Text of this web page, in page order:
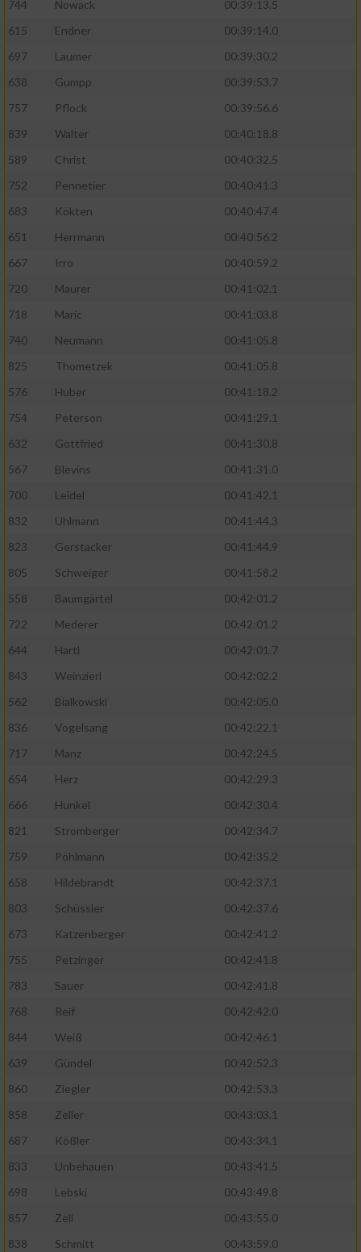
744 Nowack
00:39:13.5
615
Endner
00:39:14.0
697
Laumer
00:39:30.2
638
Gumpp
00:39:53.7
757
Pflock
00:39:56.6
839
Walter
00:40:18.8
589
Christ
00:40:32.5
752
Pennetier
00:40:41.3
683
Kökten
00:40:47.4
651
Herrmann
00:40:56.2
667
Irro
00:40:59.2
720
Maurer
00:41:02.1
718
Maric
00:41:03.8
740
Neumann
00:41:05.8
825
Thometzek
00:41:05.8
576
Huber
00:41:18.2
754
Peterson
00:41:29.1
632
Gottfried
00:41:30.8
567
Blevins
00:41:31.0
700
Leidel
00:41:42.1
832
Uhlmann
00:41:44.3
823
Gerstacker
00:41:44.9
805
Schweiger
00:41:58.2
558
Baumgärtel
00:42:01.2
722
Mederer
00:42:01.2
644
Hartl
00:42:01.7
843
Weinzierl
00:42:02.2
562
Bialkowski
00:42:05.0
836
Vogelsang
00:42:22.1
717
Manz
00:42:24.5
654
Herz
00:42:29.3
666
Hunkel
00:42:30.4
821
Stromberger
00:42:34.7
759
Pöhlmann
00:42:35.2
658
Hildebrandt
00:42:37.1
803
Schüssler
00:42:37.6
673
Katzenberger
00:42:41.2
755
Petzinger
00:42:41.8
783
Sauer
00:42:41.8
768
Reif
00:42:42.0
844
Weiß
00:42:46.1
639
Gündel
00:42:52.3
860
Ziegler
00:42:53.3
858
Zeller
00:43:03.1
687
Kößler
00:43:34.1
833
Unbehauen
00:43:41.5
698
Lebski
00:43:49.8
857
Zell
00:43:55.0
838
Schmitt
00:43:59.0